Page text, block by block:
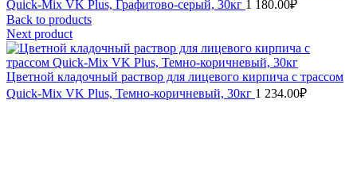
Quick-Mix VK Plus, Графитово-серый, 30кг 1 180.00₽
Back to products
Next product
Цветной кладочный раствор для лицевого кирпича с трассом
Quick-Mix VK Plus, Темно-коричневый, 30кг 1 234.00₽